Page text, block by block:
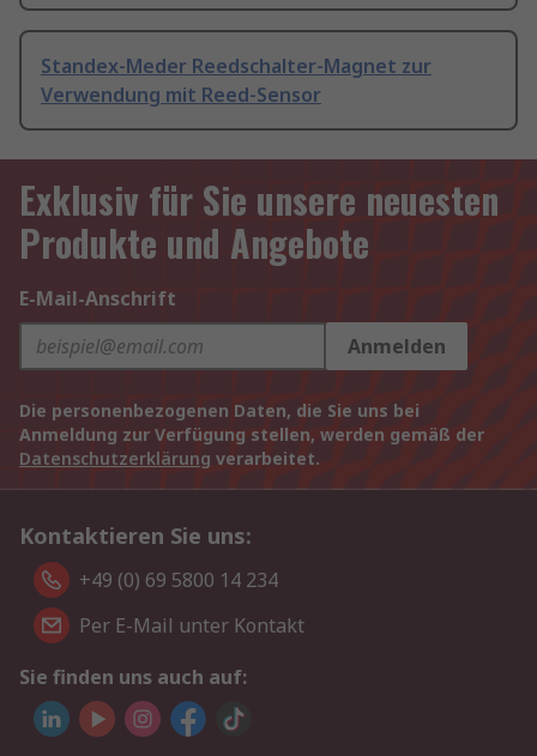
Standex-Meder Reedschalter-Magnet zur
Verwendung mit Reed-Sensor
Exklusiv für Sie unsere neuesten
Produkte und Angebote
E-Mail-Anschrift
Anmelden
Die personenbezogenen Daten, die Sie uns bei
Anmeldung zur Verfügung stellen, werden gemäß der
Datenschutzerklärung verarbeitet.
Kontaktieren Sie uns:
+49 (0) 69 5800 14 234
Per E-Mail unter Kontakt
Sie finden uns auch auf: